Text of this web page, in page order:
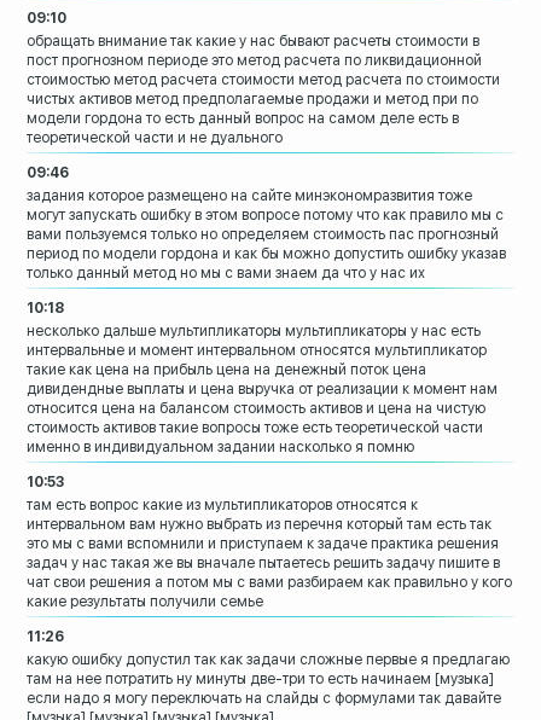
09:10
обращать внимание так какие у нас бывают расчеты стоимости в
пост прогнозном периоде это метод расчета по ликвидационной
стоимостью метод расчета стоимости метод расчета по стоимости
чистых активов метод предполагаемые продажи и метод при по
модели гордона то есть данный вопрос на самом деле есть в
теоретической части и не дуального
09:46
задания которое размещено на сайте минэкономразвития тоже
могут запускать ошибку в этом вопросе потому что как правило мы с
вами пользуемся только но определяем стоимость пас прогнозный
период по модели гордона и как бы можно допустить ошибку указав
только данный метод но мы с вами знаем да что у нас их
10:18
несколько дальше мультипликаторы мультипликаторы у нас есть
интервальные и момент интервальном относятся мультипликатор
такие как цена на прибыль цена на денежный поток цена
дивидендные выплаты и цена выручка от реализации к момент нам
относится цена на балансом стоимость активов и цена на чистую
стоимость активов такие вопросы тоже есть теоретической части
именно в индивидуальном задании насколько я помню
10:53
там есть вопрос какие из мультипликаторов относятся к
интервальном вам нужно выбрать из перечня который там есть так
это мы с вами вспомнили и приступаем к задаче практика решения
задач у нас такая же вы вначале пытаетесь решить задачу пишите в
чат свои решения а потом мы с вами разбираем как правильно у кого
какие результаты получили семье
11:26
какую ошибку допустил так как задачи сложные первые я предлагаю
там на нее потратить ну минуты две-три то есть начинаем [музыка]
если надо я могу переключать на слайды с формулами так давайте